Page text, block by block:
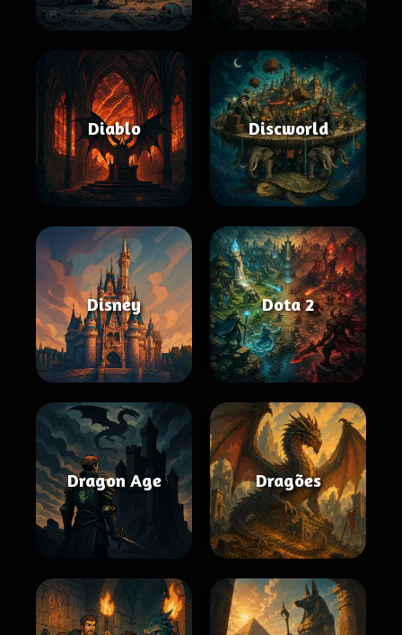
Diablo Discworld
Disney Dota 2
Dragon Age Dragões